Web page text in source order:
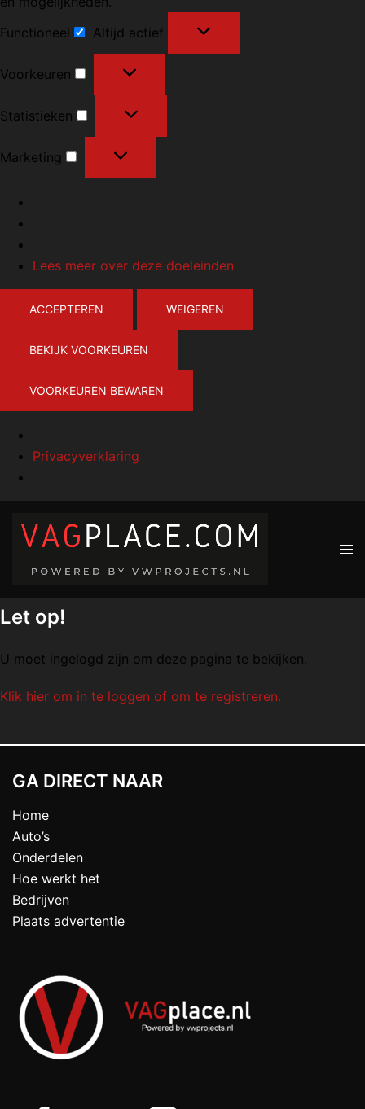
Functioneel
Altijd actief
Voorkeuren
Statistieken
Marketing
Lees meer over deze doeleinden
ACCEPTEREN WEIGEREN
BEKIJK VOORKEUREN
VOORKEUREN BEWAREN
Privacyverklaring
Let op!
U moet ingelogd zijn om deze pagina te bekijken.
Klik hier om in te loggen of om te registreren.
GA DIRECT NAAR
Home
Auto’s
Onderdelen
Hoe werkt het
Bedrijven
Plaats advertentie